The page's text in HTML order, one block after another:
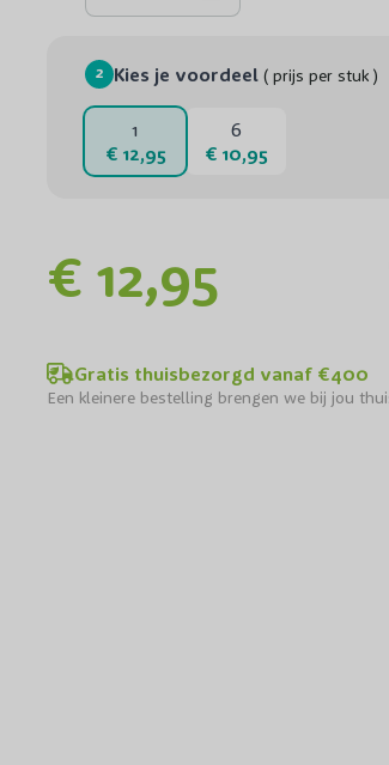
2 Kies je voordeel ( prijs per stuk )
6
€ 10,95
1
€ 12,95
€ 12,95
Gratis thuisbezorgd vanaf €400
Een kleinere bestelling brengen we bij jou